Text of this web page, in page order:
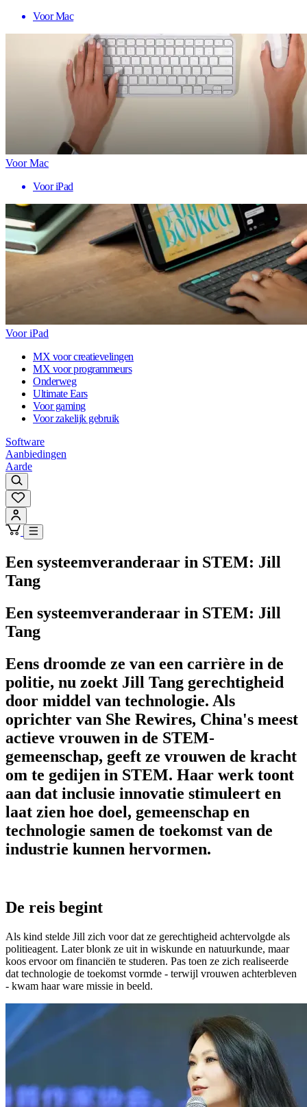
Voor Mac
Voor Mac
Voor iPad
Voor iPad
MX voor creatievelingen
MX voor programmeurs
Onderweg
Ultimate Ears
Voor gaming
Voor zakelijk gebruik
Software
Aanbiedingen
Aarde
Een systeemveranderaar in STEM: Jill
Tang
Een systeemveranderaar in STEM: Jill
Tang
Eens droomde ze van een carrière in de
politie, nu zoekt Jill Tang gerechtigheid
door middel van technologie. Als
oprichter van She Rewires, China's meest
actieve vrouwen in de STEM-
gemeenschap, geeft ze vrouwen de kracht
om te gedijen in STEM. Haar werk toont
aan dat inclusie innovatie stimuleert en
laat zien hoe doel, gemeenschap en
technologie samen de toekomst van de
industrie kunnen hervormen.
De reis begint
Als kind stelde Jill zich voor dat ze gerechtigheid achtervolgde als
politieagent. Later blonk ze uit in wiskunde en natuurkunde, maar
koos ervoor om financiën te studeren. Pas toen ze zich realiseerde
dat technologie de toekomst vormde - terwijl vrouwen achterbleven
- kwam haar ware missie in beeld.